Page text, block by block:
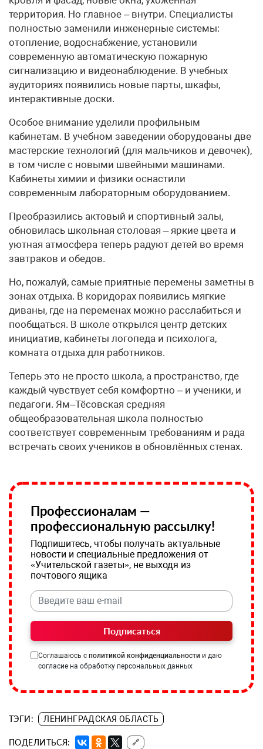
территория. Но главное – внутри. Специалисты
полностью заменили инженерные системы:
отопление, водоснабжение, установили
современную автоматическую пожарную
сигнализацию и видеонаблюдение. В учебных
аудиториях появились новые парты, шкафы,
интерактивные доски.
Особое внимание уделили профильным
кабинетам. В учебном заведении оборудованы две
мастерские технологий (для мальчиков и девочек),
в том числе с новыми швейными машинами.
Кабинеты химии и физики оснастили
современным лабораторным оборудованием.
Преобразились актовый и спортивный залы,
обновилась школьная столовая – яркие цвета и
уютная атмосфера теперь радуют детей во время
завтраков и обедов.
Но, пожалуй, самые приятные перемены заметны в
зонах отдыха. В коридорах появились мягкие
диваны, где на переменах можно расслабиться и
пообщаться. В школе открылся центр детских
инициатив, кабинеты логопеда и психолога,
комната отдыха для работников.
Теперь это не просто школа, а пространство, где
каждый чувствует себя комфортно – и ученики, и
педагоги. Ям–Тёсовская средняя
общеобразовательная школа полностью
соответствует современным требованиям и рада
встречать своих учеников в обновлённых стенах.
Профессионалам —
профессиональную рассылку!
Подпишитесь, чтобы получать актуальные
новости и специальные предложения от
«Учительской газеты», не выходя из
почтового ящика
Подписаться
Соглашаюсь с политикой конфиденциальности и даю
согласие на обработку персональных данных
ТЭГИ: ЛЕНИНГРАДСКАЯ ОБЛАСТЬ
ПОДЕЛИТЬСЯ: 🔗